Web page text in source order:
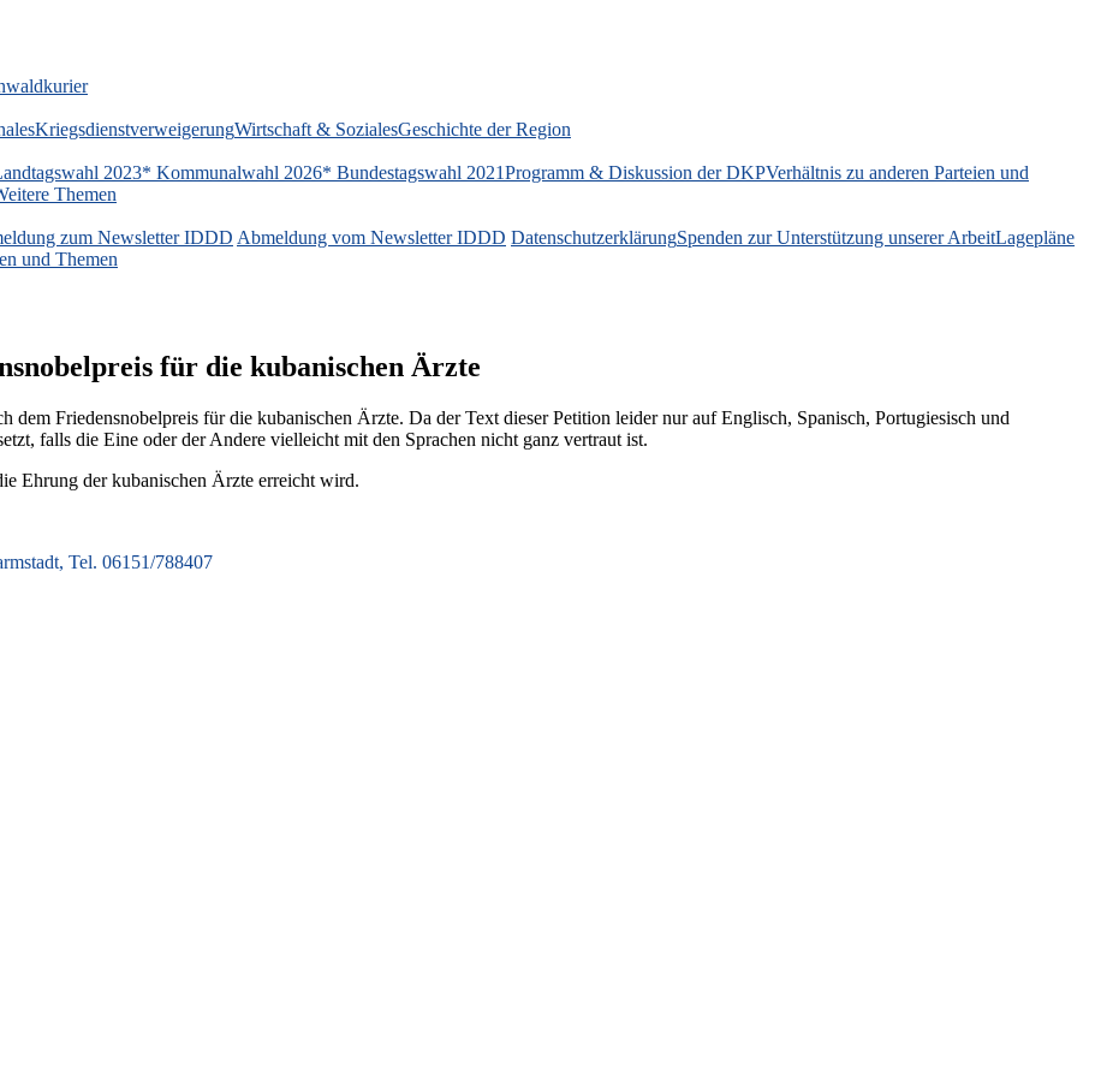
KriegsdienstverweigerungWirtschaft & SozialesGeschichte der Region
2023* Kommunalwahl 2026* Bundestagswahl 2021Programm & Diskussion der DKPVerhältnis zu anderen Parteien und
Themen
zum Newsletter IDDD Abmeldung vom Newsletter IDDD DatenschutzerklärungSpenden zur Unterstützung unserer ArbeitLagepläne
und Themen
für die kubanischen Ärzte
dem Friedensnobelpreis für die kubanischen Ärzte. Da der Text dieser Petition leider nur auf Englisch, Spanisch, Portugiesisch und
falls die Eine oder der Andere vielleicht mit den Sprachen nicht ganz vertraut ist.
Ehrung der kubanischen Ärzte erreicht wird.
Tel. 06151/788407